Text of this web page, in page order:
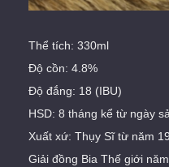
Thể tích: 330ml
Độ cồn: 4.8%
Độ đắng: 18 (IBU)
HSD: 8 tháng kể từ ngày
Xuất xứ: Thụy Sĩ từ năm
Giải đồng Bia Thế giới